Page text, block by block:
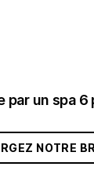
par un spa
NOTRE